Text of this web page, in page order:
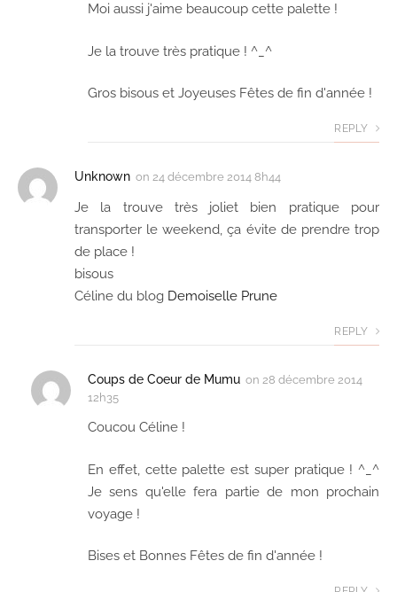
Moi aussi j'aime beaucoup cette palette !
Je la trouve très pratique ! ^_^
Gros bisous et Joyeuses Fêtes de fin d'année !
REPLY
Unknown on 24 décembre 2014 8h44
Je la trouve très joliet bien pratique pour
transporter le weekend, ça évite de prendre trop
de place !
bisous
Céline du blog Demoiselle Prune
REPLY
Coups de Coeur de Mumu on 28 décembre 2014
12h35
Coucou Céline !
En effet, cette palette est super pratique ! ^_^
Je sens qu'elle fera partie de mon prochain
voyage !
Bises et Bonnes Fêtes de fin d'année !